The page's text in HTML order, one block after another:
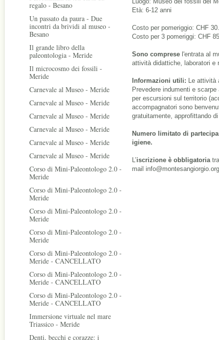
regalo - Besano
Un passato da paura - Due
incontri da brividi al museo -
Besano
Il grande libro della
paleontologia - Meride
Il microcosmo dei fossili -
Meride
Carnevale al Museo - Meride
Carnevale al Museo - Meride
Carnevale al Museo - Meride
Carnevale al Museo - Meride
Carnevale al Museo - Meride
Carnevale al Museo - Meride
Corso di Mini-Paleontologo 2.0 -
Meride
Corso di Mini-Paleontologo 2.0 -
Meride
Corso di Mini-Paleontologo 2.0 -
Meride
Corso di Mini-Paleontologo 2.0 -
Meride
Corso di Mini-Paleontologo 2.0 -
Meride - CANCELLATO
Corso di Mini-Paleontologo 2.0 -
Meride - CANCELLATO
Corso di Mini-Paleontologo 2.0 -
Meride - CANCELLATO
Immersione virtuale nel mare
Triassico - Meride
Denti, becchi e corazze: i
Età: 6-12 anni
Costo per pomeriggio: CHF
Costo per 3 pomeriggi: CHF
Sono comprese l'entrata al
attività didattiche, laboratori e
Informazioni utili: Le attività
Prevedere indumenti e
per escursioni sul territorio
accompagnatori sono
gratuitamente, approfittando
Numero limitato di
igiene.
L’iscrizione è obbligatoria
mail info@montesangiorgio.org